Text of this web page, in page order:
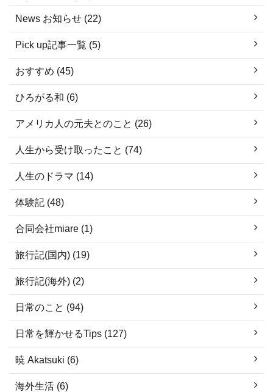
News お知らせ (22)
Pick up記事一覧 (5)
おすすめ (45)
ひろがる和 (6)
アメリカ人の元夫とのこと (26)
人生から受け取ったこと (74)
人生のドラマ (14)
体験記 (48)
合同会社miare (1)
旅行記(国内) (19)
旅行記(海外) (2)
日常のこと (94)
日常を輝かせるTips (127)
暁 Akatsuki (6)
海外生活 (6)